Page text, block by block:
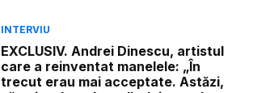
INTERVIU
EXCLUSIV. Andrei Dinescu, artistul
care a reinventat manelele: „În
trecut erau mai acceptate. Astăzi,